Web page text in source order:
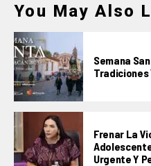
You May Also
Semana
Tradiciones
Frenar La
Urgente Y